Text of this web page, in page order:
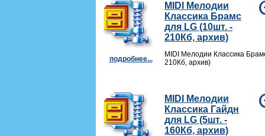
подробнее...
MIDI Мелодии
Классика Брамс
для LG (10шт. -
210Кб, архив)
MIDI Мелодии Классика
210Кб, архив)
MIDI Мелодии
Классика Гайдн
для LG (5шт. -
160Кб, архив)